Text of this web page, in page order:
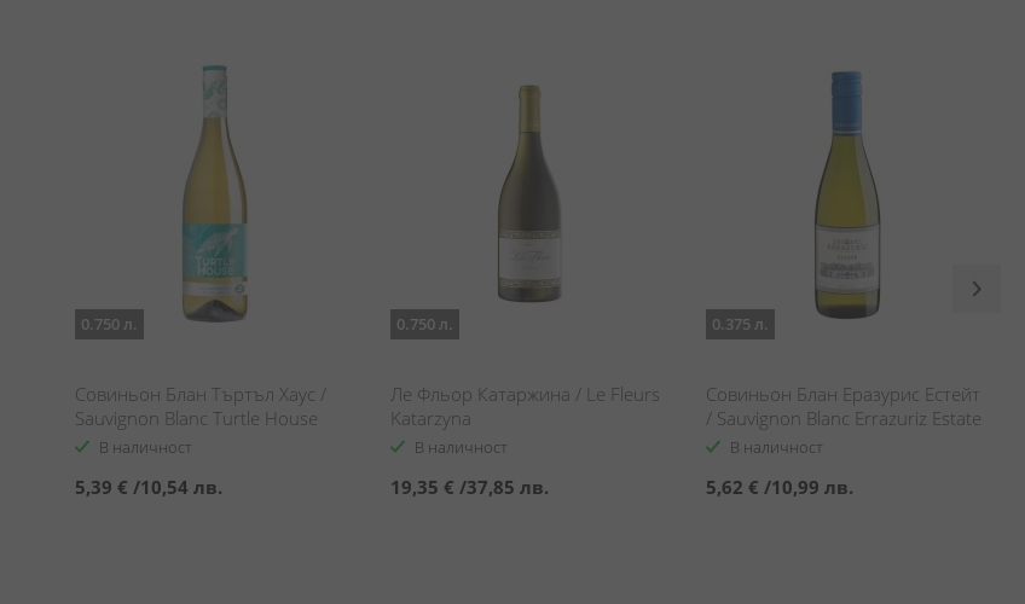
0.750 л.
Совиньон Блан Търтъл Хаус /
Sauvignon Blanc Turtle House
В наличност
5,39 € /10,54 лв.
0.750 л.
Ле Фльор Катаржина / Le Fleurs
Katarzyna
В наличност
19,35 € /37,85 лв.
0.375 л.
Совиньон Блан Еразурис Естейт
/ Sauvignon Blanc Errazuriz Estate
В наличност
5,62 € /10,99 лв.